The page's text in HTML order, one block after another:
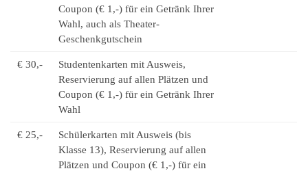
Coupon (€ 1,-) für ein Getränk Ihrer
Wahl, auch als Theater-
Geschenkgutschein
€ 30,-
Studentenkarten mit Ausweis,
Reservierung auf allen Plätzen und
Coupon (€ 1,-) für ein Getränk Ihrer
Wahl
€ 25,-
Schülerkarten mit Ausweis (bis
Klasse 13), Reservierung auf allen
Plätzen und Coupon (€ 1,-) für ein